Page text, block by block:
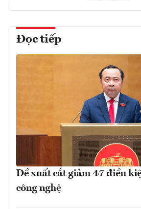
Đọc tiếp
Đề xuất cắt giảm 47 điều
công nghệ